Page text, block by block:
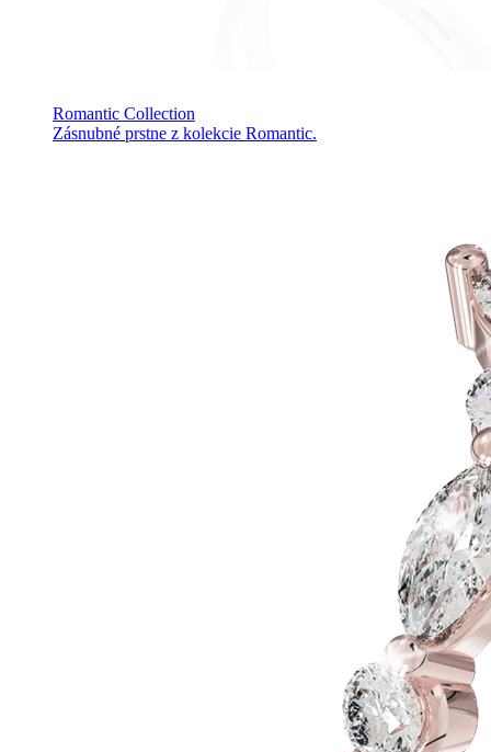
Romantic Collection
Zásnubné prstne z kolekcie Romantic.